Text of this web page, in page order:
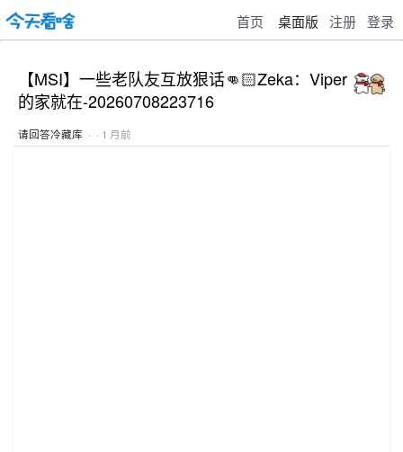
首页 桌面版 注册 登录
【MSI】一些老队友互放狠话👊🏻Zeka：Viper
的家就在-20260708223716
请回答冷藏库 · · 1 月前